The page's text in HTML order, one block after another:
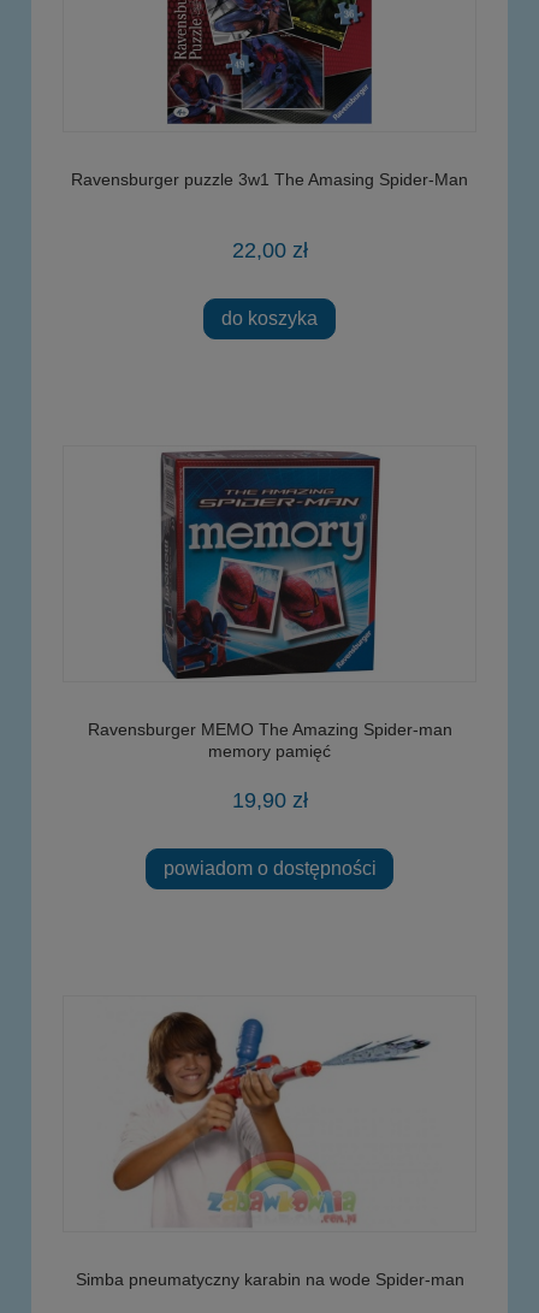
Ravensburger puzzle 3w1 The Amasing Spider-Man
22,00 zł
do koszyka
Ravensburger MEMO The Amazing Spider-man
memory pamięć
19,90 zł
powiadom o dostępności
Simba pneumatyczny karabin na wode Spider-man